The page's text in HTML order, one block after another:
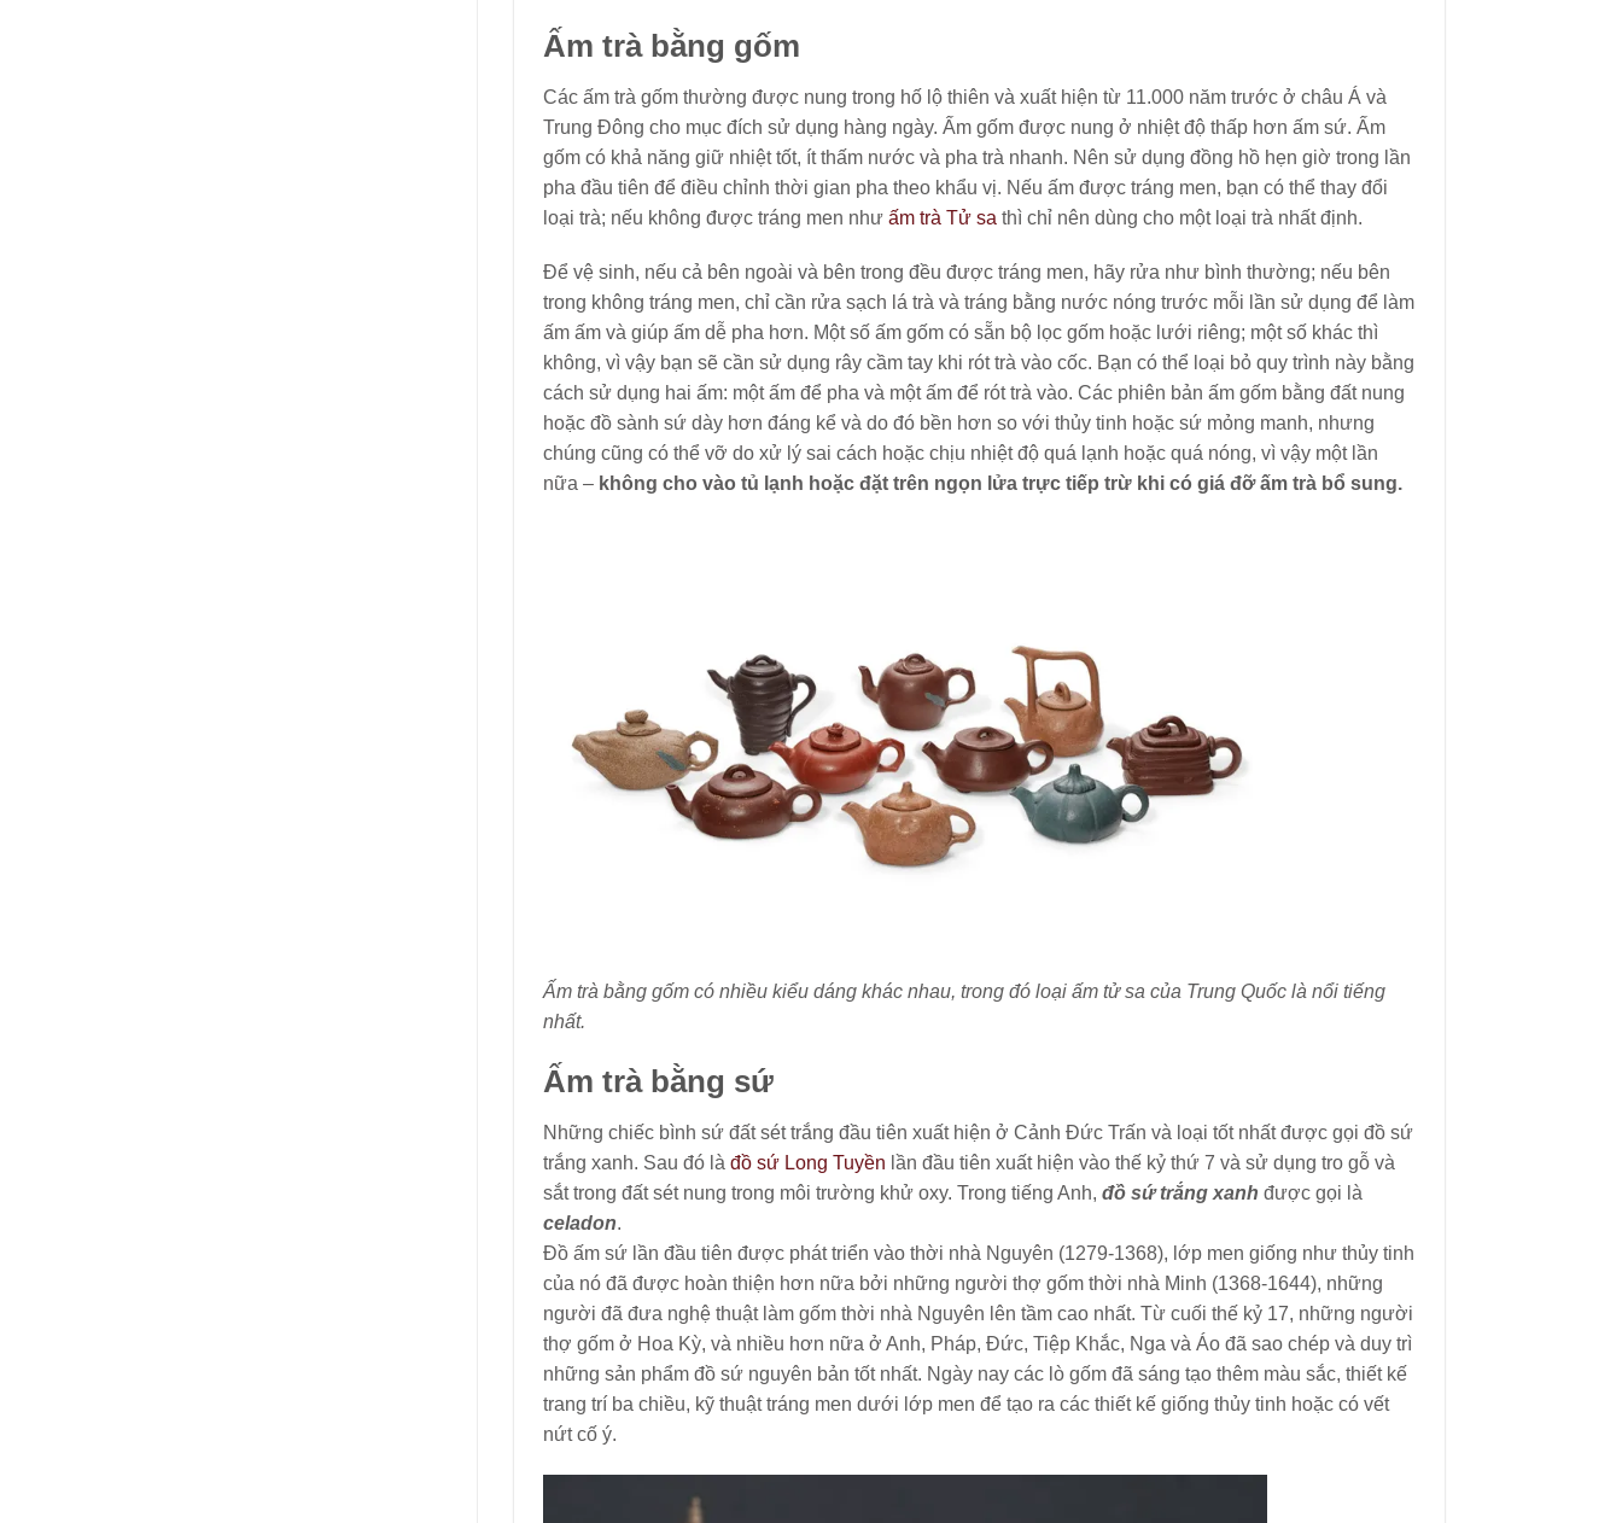
Ấm trà bằng gốm
Các ấm trà gốm thường được nung trong hố lộ thiên và xuất hiện từ 11.000 năm trước ở châu Á và
Trung Đông cho mục đích sử dụng hàng ngày. Ấm gốm được nung ở nhiệt độ thấp hơn ấm sứ. Ấm
gốm có khả năng giữ nhiệt tốt, ít thấm nước và pha trà nhanh. Nên sử dụng đồng hồ hẹn giờ trong lần
pha đầu tiên để điều chỉnh thời gian pha theo khẩu vị. Nếu ấm được tráng men, bạn có thể thay đổi
loại trà; nếu không được tráng men như ấm trà Tử sa thì chỉ nên dùng cho một loại trà nhất định.
Để vệ sinh, nếu cả bên ngoài và bên trong đều được tráng men, hãy rửa như bình thường; nếu bên
trong không tráng men, chỉ cần rửa sạch lá trà và tráng bằng nước nóng trước mỗi lần sử dụng để làm
ấm ấm và giúp ấm dễ pha hơn. Một số ấm gốm có sẵn bộ lọc gốm hoặc lưới riêng; một số khác thì
không, vì vậy bạn sẽ cần sử dụng rây cầm tay khi rót trà vào cốc. Bạn có thể loại bỏ quy trình này bằng
cách sử dụng hai ấm: một ấm để pha và một ấm để rót trà vào. Các phiên bản ấm gốm bằng đất nung
hoặc đồ sành sứ dày hơn đáng kể và do đó bền hơn so với thủy tinh hoặc sứ mỏng manh, nhưng
chúng cũng có thể vỡ do xử lý sai cách hoặc chịu nhiệt độ quá lạnh hoặc quá nóng, vì vậy một lần
nữa – không cho vào tủ lạnh hoặc đặt trên ngọn lửa trực tiếp trừ khi có giá đỡ ấm trà bổ sung.
Ấm trà bằng gốm có nhiều kiểu dáng khác nhau, trong đó loại ấm tử sa của Trung Quốc là nổi tiếng
nhất.
Ấm trà bằng sứ
Những chiếc bình sứ đất sét trắng đầu tiên xuất hiện ở Cảnh Đức Trấn và loại tốt nhất được gọi đồ sứ
trắng xanh. Sau đó là đồ sứ Long Tuyền lần đầu tiên xuất hiện vào thế kỷ thứ 7 và sử dụng tro gỗ và
sắt trong đất sét nung trong môi trường khử oxy. Trong tiếng Anh, đồ sứ trắng xanh được gọi là
celadon.
Đồ ấm sứ lần đầu tiên được phát triển vào thời nhà Nguyên (1279-1368), lớp men giống như thủy tinh
của nó đã được hoàn thiện hơn nữa bởi những người thợ gốm thời nhà Minh (1368-1644), những
người đã đưa nghệ thuật làm gốm thời nhà Nguyên lên tầm cao nhất. Từ cuối thế kỷ 17, những người
thợ gốm ở Hoa Kỳ, và nhiều hơn nữa ở Anh, Pháp, Đức, Tiệp Khắc, Nga và Áo đã sao chép và duy trì
những sản phẩm đồ sứ nguyên bản tốt nhất. Ngày nay các lò gốm đã sáng tạo thêm màu sắc, thiết kế
trang trí ba chiều, kỹ thuật tráng men dưới lớp men để tạo ra các thiết kế giống thủy tinh hoặc có vết
nứt cố ý.